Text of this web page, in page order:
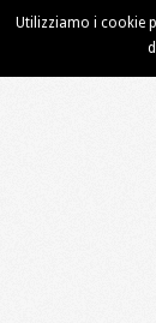
Utilizziamo i cookie